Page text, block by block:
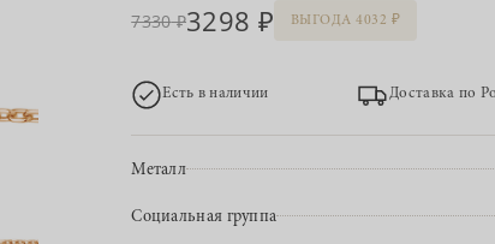
7330 3298 ВЫГОДА 4032
Есть в наличии Доставка по
Металл
Социальная группа